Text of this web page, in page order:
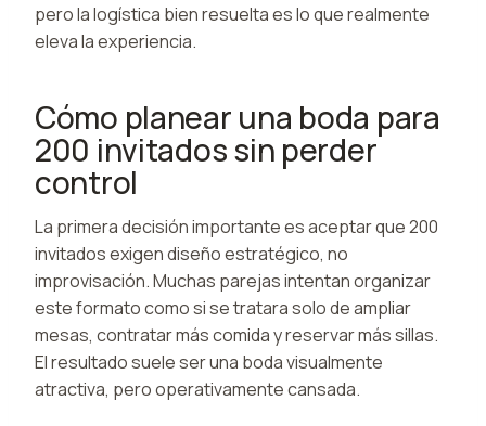
pero la logística bien resuelta es lo que realmente
eleva la experiencia.
Cómo planear una boda para
200 invitados sin perder
control
La primera decisión importante es aceptar que 200
invitados exigen diseño estratégico, no
improvisación. Muchas parejas intentan organizar
este formato como si se tratara solo de ampliar
mesas, contratar más comida y reservar más sillas.
El resultado suele ser una boda visualmente
atractiva, pero operativamente cansada.